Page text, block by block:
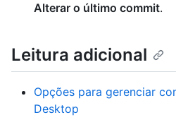
Alterar o último commit.
Leitura adicional
Opções para gerenciar
Desktop